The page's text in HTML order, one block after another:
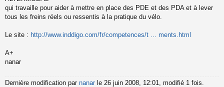
n
u
qui travaille pour aider à mettre en place des PDE et des PDA et à lever
tous les freins réels ou ressentis à la pratique du vélo.
Le site : http://www.inddigo.com/fr/competences/t ... ments.html
A+
nanar
Dernière modification par nanar le 26 juin 2008, 12:01, modifié 1 fois.